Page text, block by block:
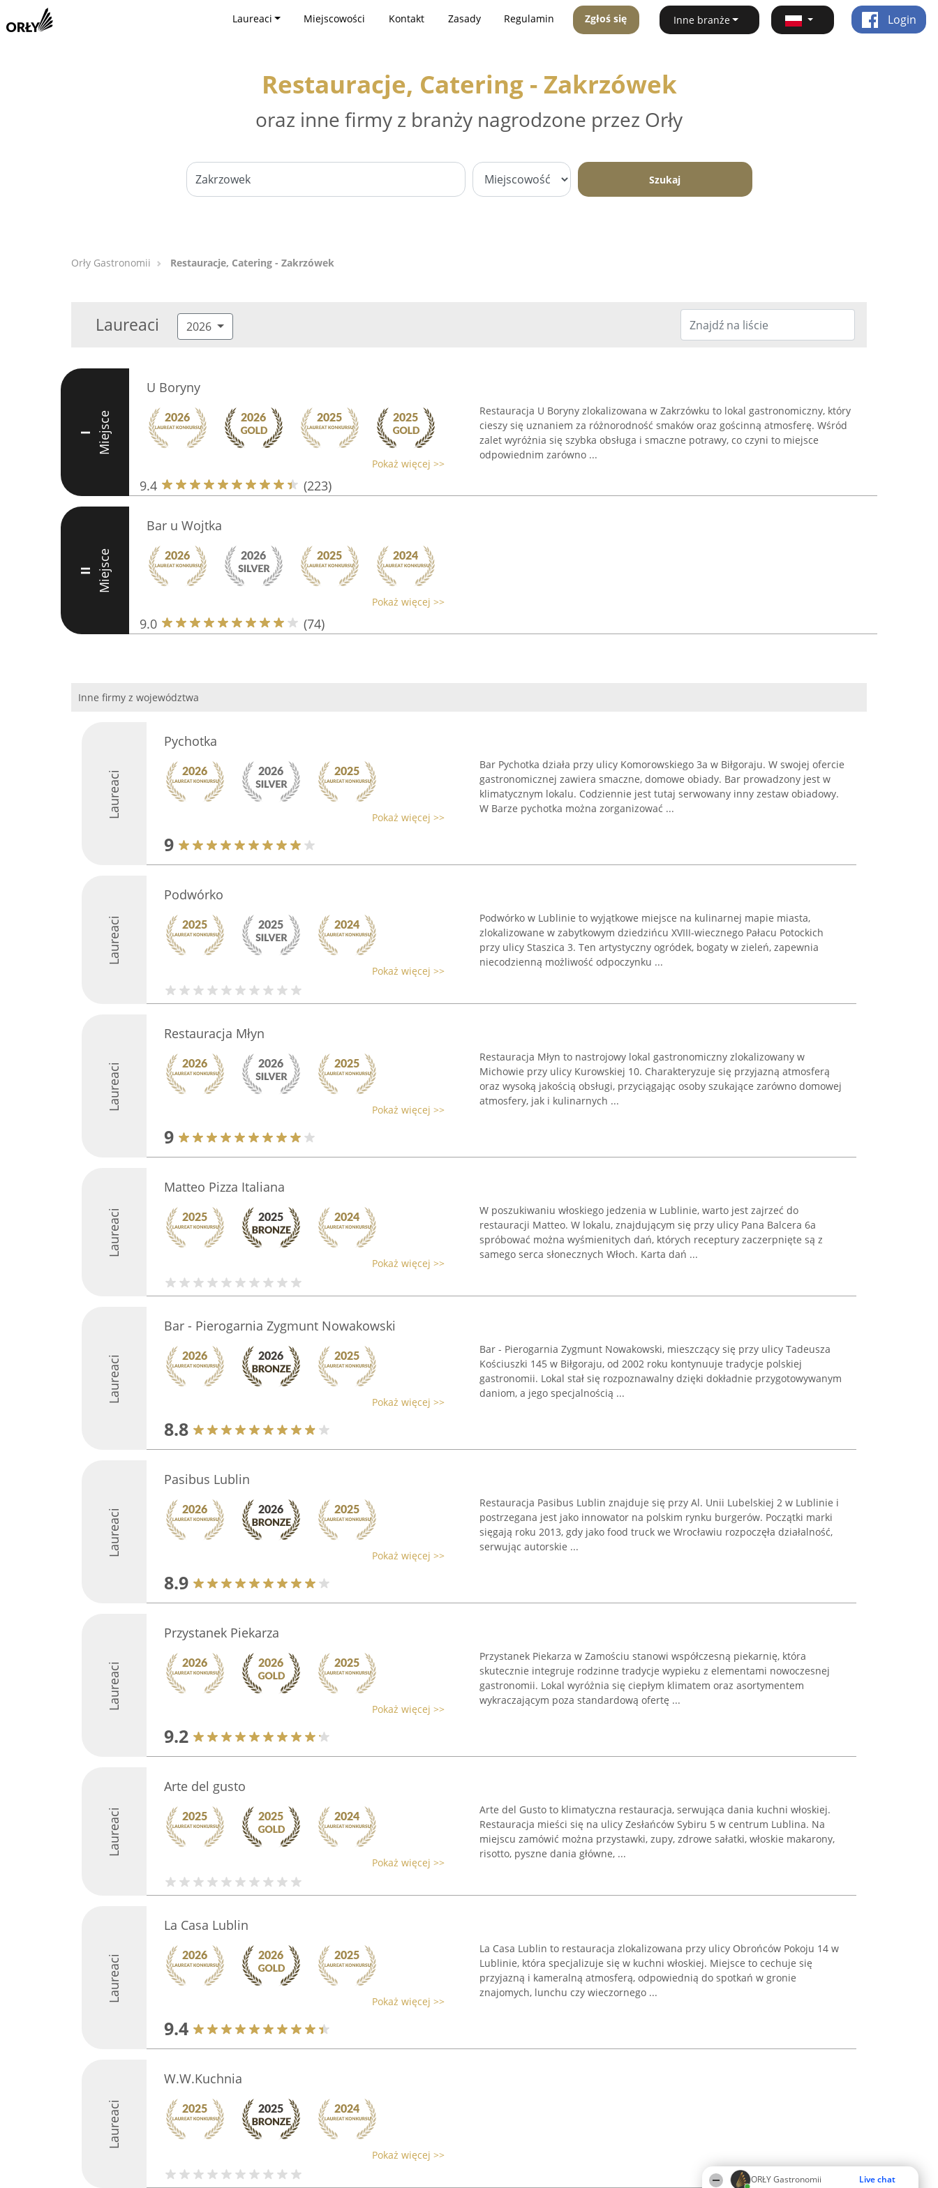
ORŁY Gastronomii Live chat
Laureaci Miejscowości Kontakt Zasady Regulamin Zgłoś się Inne branże Login
Restauracje, Catering - Zakrzówek
oraz inne firmy z branży nagrodzone przez Orły
Szukaj
Orły Gastronomii Restauracje, Catering - Zakrzówek
Laureaci 2026
I Miejsce
U Boryny
Pokaż więcej >>
9.4 (223)
Restauracja U Boryny zlokalizowana w Zakrzówku to lokal gastronomiczny, który
cieszy się uznaniem za różnorodność smaków oraz gościnną atmosferę. Wśród
zalet wyróżnia się szybka obsługa i smaczne potrawy, co czyni to miejsce
odpowiednim zarówno ...
II Miejsce
Bar u Wojtka
Pokaż więcej >>
9.0 (74)
Inne firmy z województwa
Laureaci
Pychotka
Pokaż więcej >>
9
Bar Pychotka działa przy ulicy Komorowskiego 3a w Biłgoraju. W swojej ofercie
gastronomicznej zawiera smaczne, domowe obiady. Bar prowadzony jest w
klimatycznym lokalu. Codziennie jest tutaj serwowany inny zestaw obiadowy.
W Barze pychotka można zorganizować ...
Laureaci
Podwórko
Pokaż więcej >>
Podwórko w Lublinie to wyjątkowe miejsce na kulinarnej mapie miasta,
zlokalizowane w zabytkowym dziedzińcu XVIII-wiecznego Pałacu Potockich
przy ulicy Staszica 3. Ten artystyczny ogródek, bogaty w zieleń, zapewnia
niecodzienną możliwość odpoczynku ...
Laureaci
Restauracja Młyn
Pokaż więcej >>
9
Restauracja Młyn to nastrojowy lokal gastronomiczny zlokalizowany w
Michowie przy ulicy Kurowskiej 10. Charakteryzuje się przyjazną atmosferą
oraz wysoką jakością obsługi, przyciągając osoby szukające zarówno domowej
atmosfery, jak i kulinarnych ...
Laureaci
Matteo Pizza Italiana
Pokaż więcej >>
W poszukiwaniu włoskiego jedzenia w Lublinie, warto jest zajrzeć do
restauracji Matteo. W lokalu, znajdującym się przy ulicy Pana Balcera 6a
spróbować można wyśmienitych dań, których receptury zaczerpnięte są z
samego serca słonecznych Włoch. Karta dań ...
Laureaci
Bar - Pierogarnia Zygmunt Nowakowski
Pokaż więcej >>
8.8
Bar - Pierogarnia Zygmunt Nowakowski, mieszczący się przy ulicy Tadeusza
Kościuszki 145 w Biłgoraju, od 2002 roku kontynuuje tradycje polskiej
gastronomii. Lokal stał się rozpoznawalny dzięki dokładnie przygotowywanym
daniom, a jego specjalnością ...
Laureaci
Pasibus Lublin
Pokaż więcej >>
8.9
Restauracja Pasibus Lublin znajduje się przy Al. Unii Lubelskiej 2 w Lublinie i
postrzegana jest jako innowator na polskim rynku burgerów. Początki marki
sięgają roku 2013, gdy jako food truck we Wrocławiu rozpoczęła działalność,
serwując autorskie ...
Laureaci
Przystanek Piekarza
Pokaż więcej >>
9.2
Przystanek Piekarza w Zamościu stanowi współczesną piekarnię, która
skutecznie integruje rodzinne tradycje wypieku z elementami nowoczesnej
gastronomii. Lokal wyróżnia się ciepłym klimatem oraz asortymentem
wykraczającym poza standardową ofertę ...
Laureaci
Arte del gusto
Pokaż więcej >>
Arte del Gusto to klimatyczna restauracja, serwująca dania kuchni włoskiej.
Restauracja mieści się na ulicy Zesłańców Sybiru 5 w centrum Lublina. Na
miejscu zamówić można przystawki, zupy, zdrowe sałatki, włoskie makarony,
risotto, pyszne dania główne, ...
Laureaci
La Casa Lublin
Pokaż więcej >>
9.4
La Casa Lublin to restauracja zlokalizowana przy ulicy Obrońców Pokoju 14 w
Lublinie, która specjalizuje się w kuchni włoskiej. Miejsce to cechuje się
przyjazną i kameralną atmosferą, odpowiednią do spotkań w gronie
znajomych, lunchu czy wieczornego ...
Laureaci
W.W.Kuchnia
Pokaż więcej >>